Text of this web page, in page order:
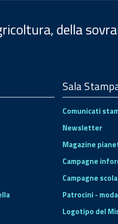
della
Sala
Comunicati
Newsletter
Magazine
Campagne
Campagne
Patrocini -
Logotipo del